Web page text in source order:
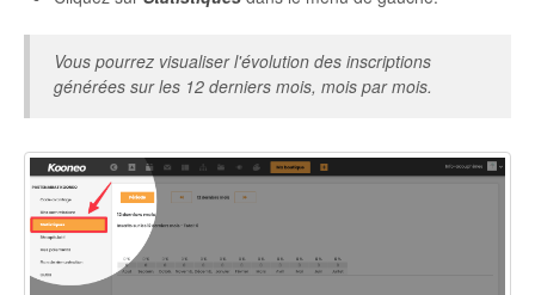
Vous pourrez visualiser l'évolution des inscriptions
générées sur les 12 derniers mois, mois par mois.